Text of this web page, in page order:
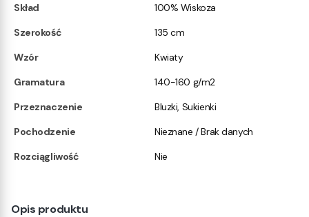
Skład
100% Wiskoza
Szerokość
135 cm
Wzór
Kwiaty
Gramatura
140-160 g/m2
Przeznaczenie
Bluzki, Sukienki
Pochodzenie
Nieznane / Brak danych
Rozciągliwość
Nie
Opis produktu